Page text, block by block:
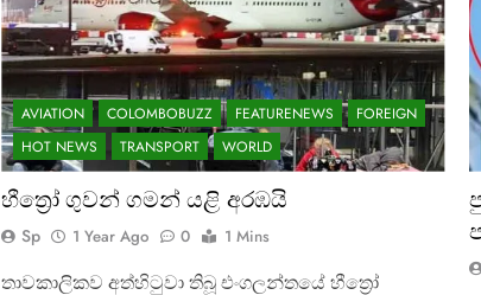
AVIATION COLOMBOBUZZ FEATURENEWS
FOREIGN
HOT NEWS
TRANSPORT WORLD
හීත්‍රෝ ගුවන් ගමන් යළි අරඹයි
Sp 1 Year Ago 0 1 Mins
තාවකාලිකව අත්හිටුවා තිබූ එංගලන්තයේ හීත්‍රෝ